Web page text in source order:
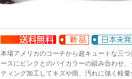
本場アメリカのコーチから超キュートな三
ースにピンクとのバイカラーの組み合わせ
ティング加工してキズや雨、汚れに強く軽